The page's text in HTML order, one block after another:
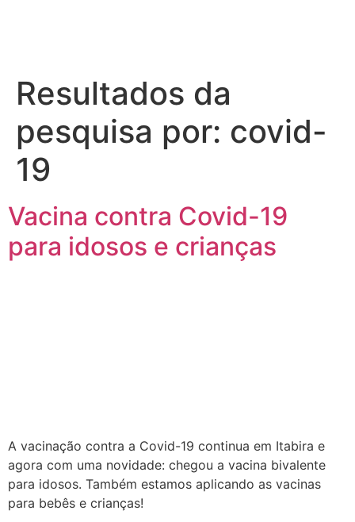
Resultados da
pesquisa por: covid-
19
Vacina contra Covid-19
para idosos e crianças
A vacinação contra a Covid-19 continua em Itabira e
agora com uma novidade: chegou a vacina bivalente
para idosos. Também estamos aplicando as vacinas
para bebês e crianças!